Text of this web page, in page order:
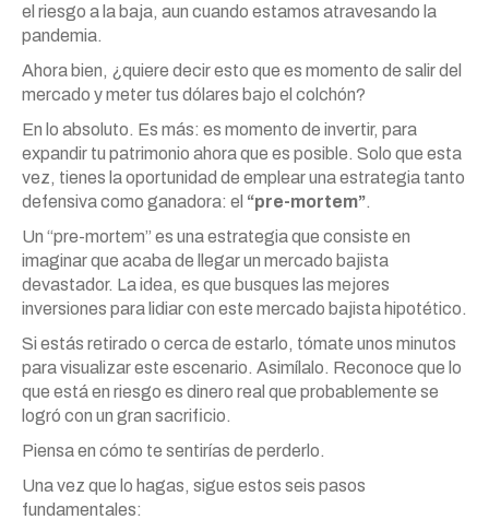
el riesgo a la baja, aun cuando estamos atravesando la
pandemia.
Ahora bien, ¿quiere decir esto que es momento de salir del
mercado ymeter tus dólares bajo el colchón?
En lo absoluto. Es más: es momento de invertir, para
expandir tu patrimonio ahora que es posible. Solo que esta
vez, tienes la oportunidad de emplear una estrategia tanto
defensiva como ganadora: el “pre-mortem”.
Un “pre-mortem” es una estrategia que consiste en
imaginar que acaba de llegar un mercado bajista
devastador. La idea, es que busques las mejores
inversiones para lidiar con este mercado bajista hipotético.
Si estás retirado o cerca de estarlo, tómate unos minutos
para visualizar este escenario. Asimílalo. Reconoce que lo
que está en riesgo es dinero real que probablemente se
logró con un gran sacrificio.
Piensa en cómo te sentirías de perderlo.
Una vez que lo hagas, sigue estos seis pasos
fundamentales: